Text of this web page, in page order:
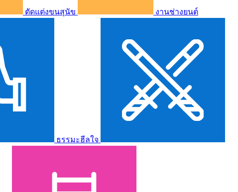
ตัดแต่งขนสุนัข งานช่างยนต์
ธรรมะฮีลใจ